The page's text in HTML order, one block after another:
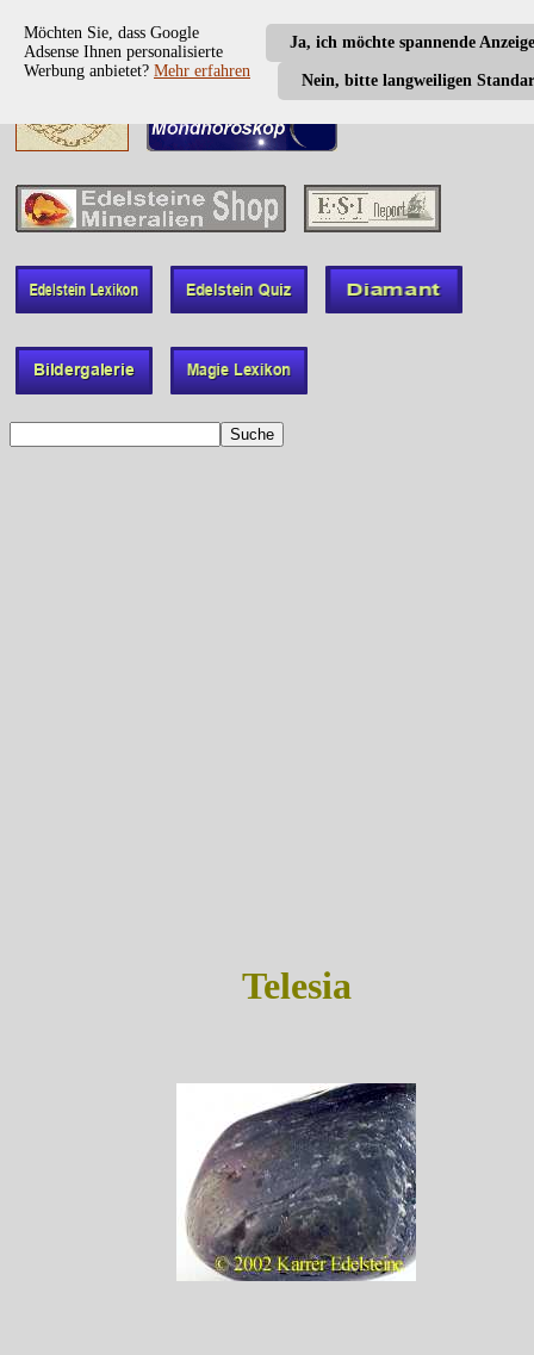
Ja, ich möchte spannende
Nein, bitte langweiligen
Möchten Sie, dass Google
Adsense Ihnen personalisierte
Werbung anbietet? Mehr erfahren
Telesia